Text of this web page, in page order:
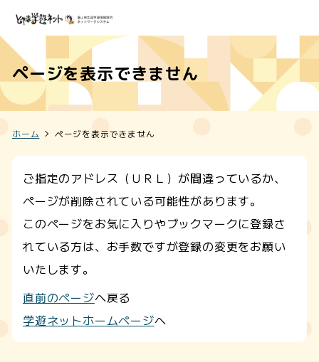
ページを表示できません
ホーム ページを表示できません
ご指定のアドレス（ＵＲＬ）が間違っているか、
ページが削除されている可能性があります。
このページをお気に入りやブックマークに登録さ
れている方は、お手数ですが登録の変更をお願い
いたします。
直前のページへ戻る
学遊ネットホームページへ